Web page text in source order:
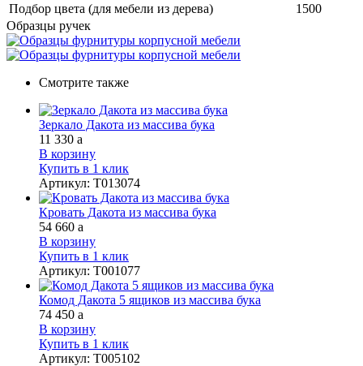
Подбор цвета (для мебели из дерева)
1500
Образцы ручек
Смотрите также
Зеркало Дакота из массива бука
11 330 a
В корзину
Купить в 1 клик
Артикул: Т013074
Кровать Дакота из массива бука
54 660 a
В корзину
Купить в 1 клик
Артикул: Т001077
Комод Дакота 5 ящиков из массива бука
74 450 a
В корзину
Купить в 1 клик
Артикул: Т005102